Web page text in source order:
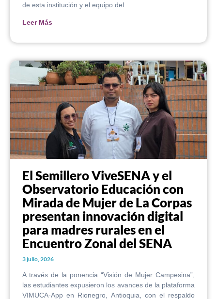
de esta institución y el equipo del
Leer Más
El Semillero ViveSENA y el
Observatorio Educación con
Mirada de Mujer de La Corpas
presentan innovación digital
para madres rurales en el
Encuentro Zonal del SENA
3 julio, 2026
A través de la ponencia “Visión de Mujer Campesina”,
las estudiantes expusieron los avances de la plataforma
VIMUCA-App en Rionegro, Antioquia, con el respaldo